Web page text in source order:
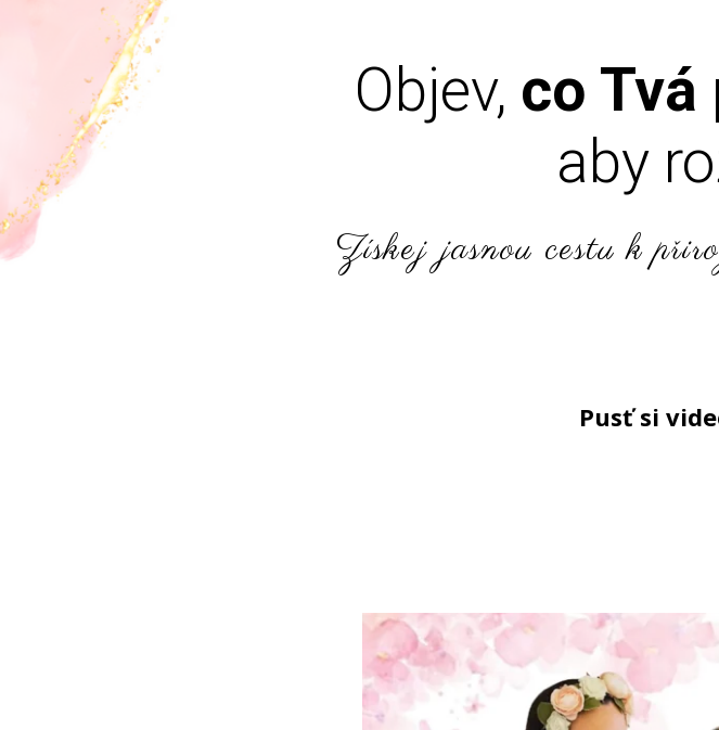
Objev, co
aby
Získej jasnou cestu k
Pusť si